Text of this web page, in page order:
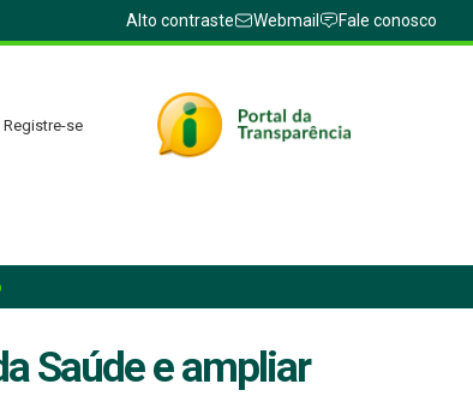
Alto contraste Webmail Fale conosco
Registre-se
Saúde e ampliar